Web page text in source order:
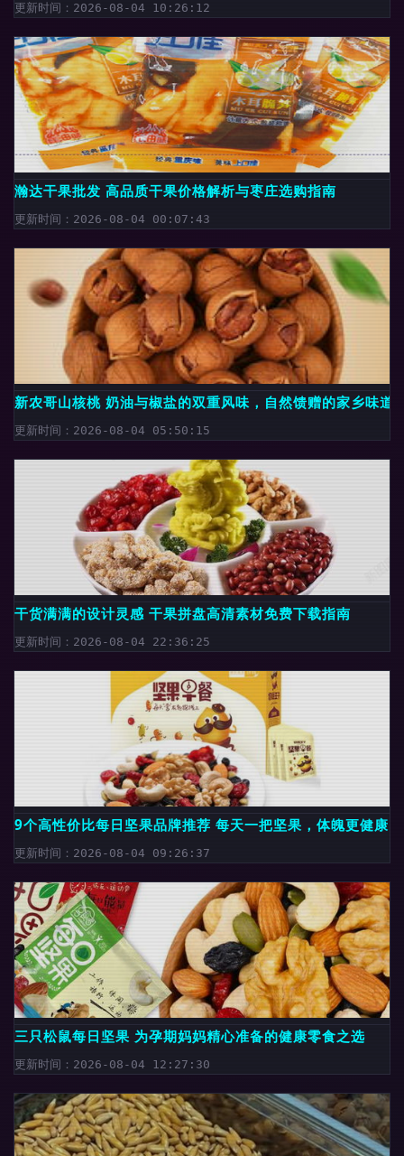
更新时间：2026-08-04 10:26:12
瀚达干果批发 高品质干果价格解析与枣庄选购指南
更新时间：2026-08-04 00:07:43
新农哥山核桃 奶油与椒盐的双重风味，自然馈赠的家乡味道
更新时间：2026-08-04 05:50:15
干货满满的设计灵感 干果拼盘高清素材免费下载指南
更新时间：2026-08-04 22:36:25
9个高性价比每日坚果品牌推荐 每天一把坚果，体魄更健康
更新时间：2026-08-04 09:26:37
三只松鼠每日坚果 为孕期妈妈精心准备的健康零食之选
更新时间：2026-08-04 12:27:30